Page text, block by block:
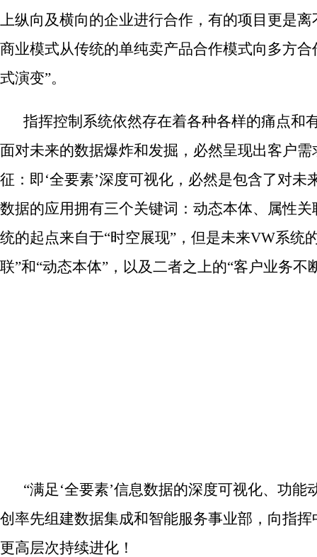
上纵向及横向的企业进行合作，有的项目更是
商业模式从传统的单纯卖产品合作模式向多方
式演变”。
指挥控制系统依然存在着各种各样的痛点
面对未来的数据爆炸和发掘，必然呈现出客户需
征：即‘全要素’深度可视化，必然是包含了对未
数据的应用拥有三个关键词：动态本体、属性
统的起点来自于“时空展现”，但是未来VW系统
联”和“动态本体”，以及二者之上的“客户业务不
“满足‘全要素’信息数据的深度可视化、功能
创率先组建数据集成和智能服务事业部，向指
更高层次持续进化！